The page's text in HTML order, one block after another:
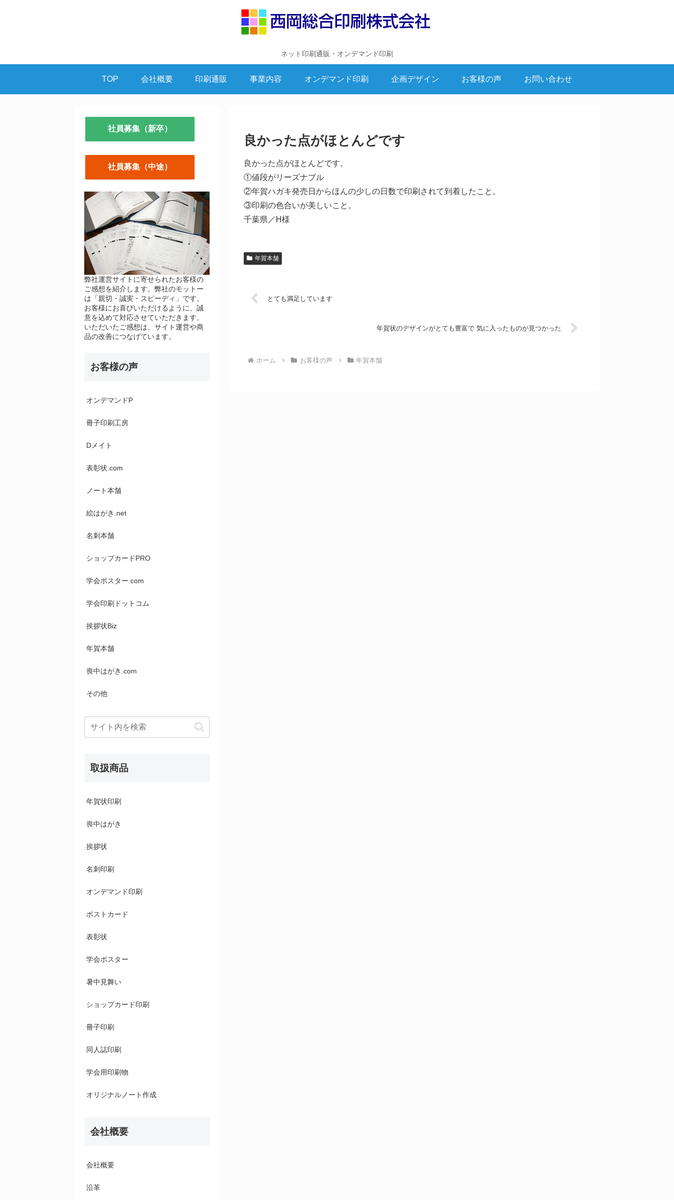
ネット印刷通販・オンデマンド印刷
TOP 会社概要 印刷通販 事業内容 オンデマンド印刷 企画デザイン お客様の声 お問い合わせ
良かった点がほとんどです
良かった点がほとんどです。
①値段がリーズナブル
②年賀ハガキ発売日からほんの少しの日数で印刷されて到着したこと。
③印刷の色合いが美しいこと。
千葉県／H様
年賀本舗
とても満足しています
年賀状のデザインがとても豊富で 気に入ったものが見つかった
ホーム お客様の声 年賀本舗
社員募集（新卒）
社員募集（中途）
弊社運営サイトに寄せられたお客様の
ご感想を紹介します。弊社のモットー
は「親切・誠実・スピーディ」です。
お客様にお喜びいただけるように、誠
意を込めて対応させていただきます。
いただいたご感想は、サイト運営や商
品の改善につなげています。
お客様の声
オンデマンドP
冊子印刷工房
Dメイト
表彰状.com
ノート本舗
絵はがき.net
名刺本舗
ショップカードPRO
学会ポスター.com
学会印刷ドットコム
挨拶状Biz
年賀本舗
喪中はがき.com
その他
取扱商品
年賀状印刷
喪中はがき
挨拶状
名刺印刷
オンデマンド印刷
ポストカード
表彰状
学会ポスター
暑中見舞い
ショップカード印刷
冊子印刷
同人誌印刷
学会用印刷物
オリジナルノート作成
会社概要
会社概要
沿革